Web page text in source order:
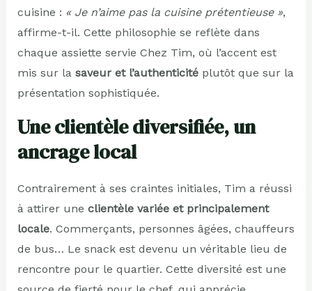
cuisine : « Je n’aime pas la cuisine prétentieuse »,
affirme-t-il. Cette philosophie se reflète dans
chaque assiette servie Chez Tim, où l’accent est
mis sur la saveur et l’authenticitéplutôt que sur la
présentation sophistiquée.
Une clientèle diversifiée, un
ancrage local
Contrairement à ses craintes initiales, Tim a réussi
à attirer une clientèle variée et principalement
locale. Commerçants, personnes âgées, chauffeurs
de bus… Le snack est devenu un véritable lieu de
rencontre pour le quartier. Cette diversité est une